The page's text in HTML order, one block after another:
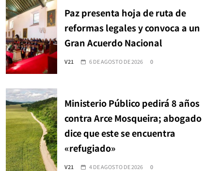
Paz presenta hoja de ruta de
reformas legales y convoca a un
Gran Acuerdo Nacional
V21 6 DE AGOSTO DE 2026 0
Ministerio Público pedirá 8 años
contra Arce Mosqueira; abogado
dice que este se encuentra
«refugiado»
V21 4 DE AGOSTO DE 2026 0